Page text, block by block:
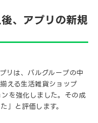
、アプリの新規
リは、パルグループの中
える生活雑貨ショップ
を強化しました。その成
」と評価します。